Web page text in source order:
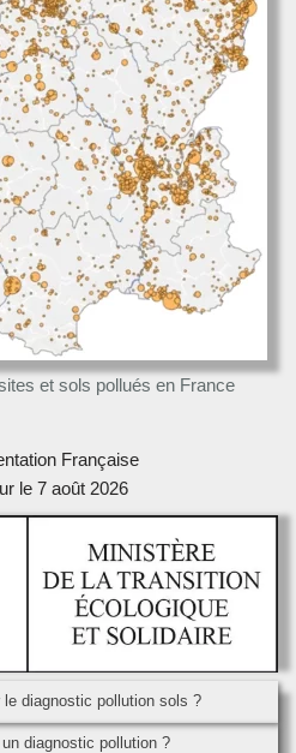
et sols pollués en France
Française
le 7 août 2026
diagnostic pollution sols ?
diagnostic pollution ?